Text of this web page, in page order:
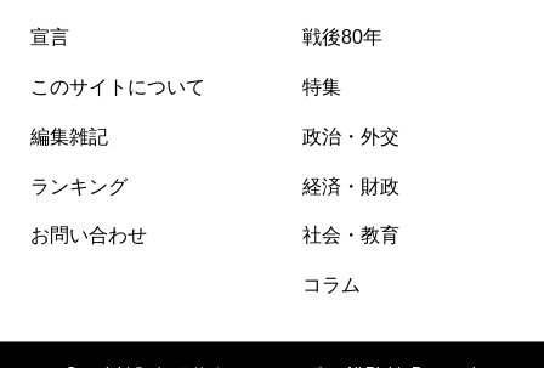
宣言
このサイトについて
編集雑記
ランキング
お問い合わせ
戦後80年
特集
政治・外交
経済・財政
社会・教育
コラム